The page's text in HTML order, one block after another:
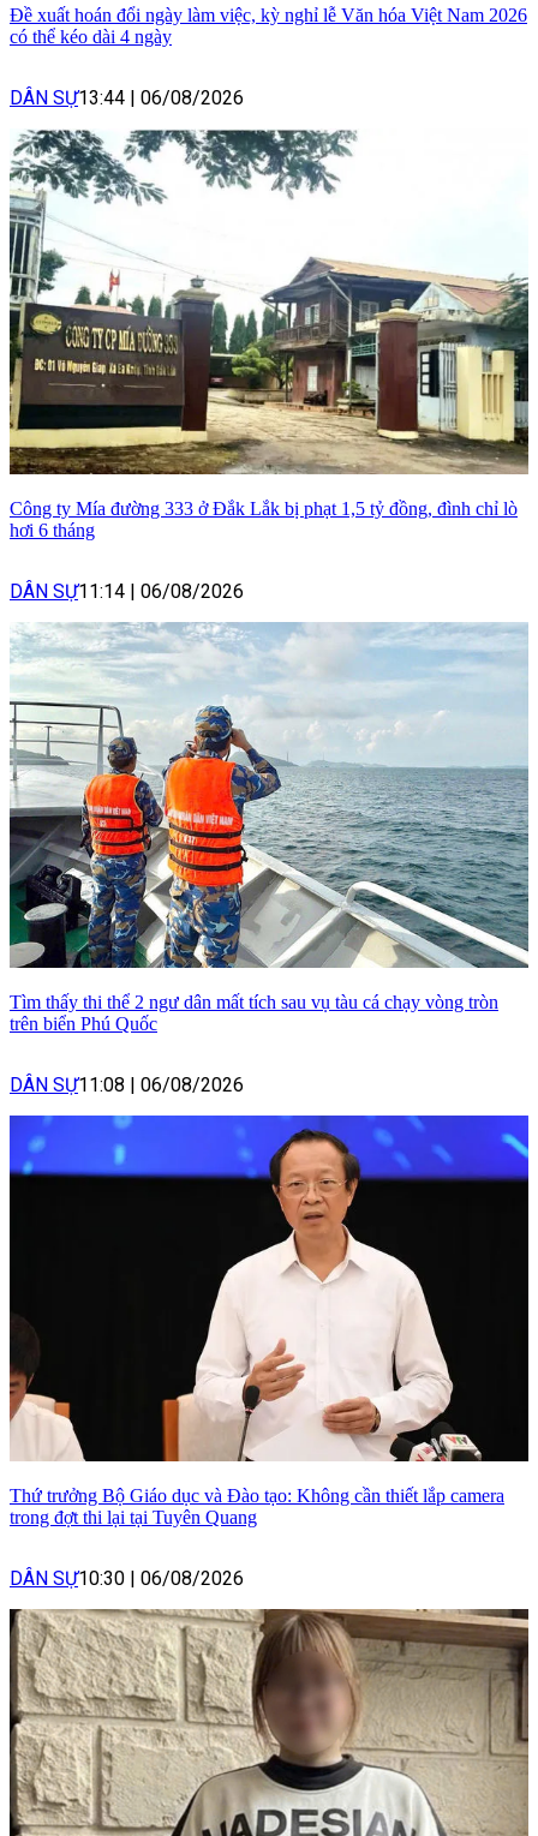
Đề xuất hoán đổi ngày làm việc, kỳ nghỉ lễ Văn hóa Việt Nam 2026
có thể kéo dài 4 ngày
DÂN SỰ13:44 06/08/2026
Công ty Mía đường 333 ở Đắk Lắk bị phạt 1,5 tỷ đồng, đình chỉ lò
hơi 6 tháng
DÂN SỰ11:14 06/08/2026
Tìm thấy thi thể 2 ngư dân mất tích sau vụ tàu cá chạy vòng tròn
trên biển Phú Quốc
DÂN SỰ11:08 06/08/2026
Thứ trưởng Bộ Giáo dục và Đào tạo: Không cần thiết lắp camera
trong đợt thi lại tại Tuyên Quang
DÂN SỰ10:30 06/08/2026